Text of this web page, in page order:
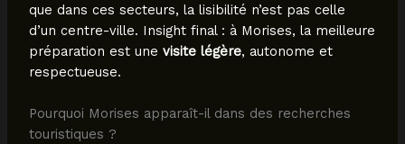
que dans ces secteurs, la lisibilité n’est pas celle
d’un centre-ville. Insight final : à Morises, la meilleure
préparation est une visite légère, autonome et
respectueuse.
Pourquoi Morises apparaît-il dans des recherches
touristiques ?